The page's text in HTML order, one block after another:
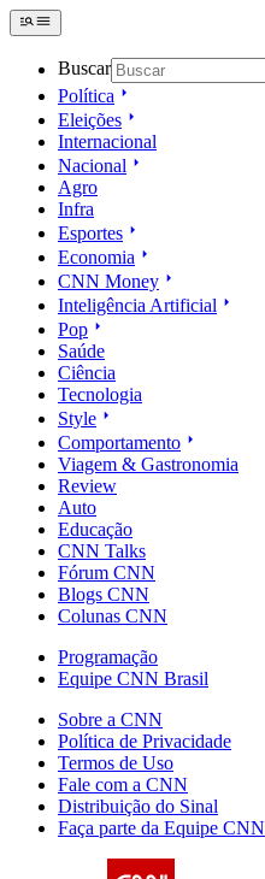
Buscar
Política
Eleições
Internacional
Nacional
Agro
Infra
Esportes
Economia
CNN Money
Inteligência Artificial
Pop
Saúde
Ciência
Tecnologia
Style
Comportamento
Viagem & Gastronomia
Review
Auto
Educação
CNN Talks
Fórum CNN
Blogs CNN
Colunas CNN
Programação
Equipe CNN Brasil
Sobre a CNN
Política de Privacidade
Termos de Uso
Fale com a CNN
Distribuição do Sinal
Faça parte da Equipe CNN